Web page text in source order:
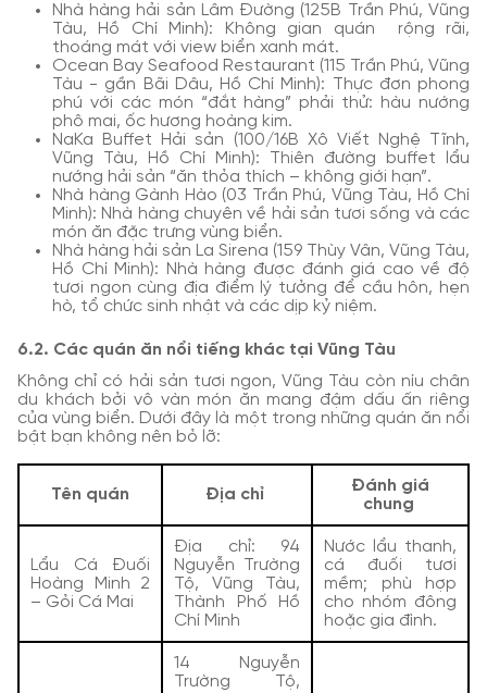
Nhà hàng hải sản Lâm Đường (125B Trần Phú, Vũng
Tàu, Hồ Chí Minh): Không gian quán rộng rãi,
thoáng mát với view biển xanh mát.
Ocean Bay Seafood Restaurant (115 Trần Phú, Vũng
Tàu - gần Bãi Dâu, Hồ Chí Minh): Thực đơn phong
phú với các món “đắt hàng” phải thử: hàu nướng
phô mai, ốc hương hoàng kim.
NaKa Buffet Hải sản (100/16B Xô Viết Nghệ Tĩnh,
Vũng Tàu, Hồ Chí Minh): Thiên đường buffet lẩu
nướng hải sản “ăn thỏa thích – không giới hạn”.
Nhà hàng Gành Hào (03 Trần Phú, Vũng Tàu, Hồ Chí
Minh): Nhà hàng chuyên về hải sản tươi sống và các
món ăn đặc trưng vùng biển.
Nhà hàng hải sản La Sirena (159 Thùy Vân, Vũng Tàu,
Hồ Chí Minh): Nhà hàng được đánh giá cao về độ
tươi ngon cùng địa điểm lý tưởng để cầu hôn, hẹn
hò, tổ chức sinh nhật và các dịp kỷ niệm.
6.2. Các quán ăn nổi tiếng khác tại Vũng Tàu
Không chỉ có hải sản tươi ngon, Vũng Tàu còn níu chân
du khách bởi vô vàn món ăn mang đậm dấu ấn riêng
của vùng biển. Dưới đây là một trong những quán ăn nổi
bật bạn không nên bỏ lỡ:
Tên quán Địa chỉ
Đánh giá
chung
Lẩu Cá Đuối
Hoàng Minh 2
– Gỏi Cá Mai
Địa chỉ: 94
Nguyễn Trường
Tộ, Vũng Tàu,
Thành Phố Hồ
Chí Minh
Nước lẩu thanh,
cá đuối tươi
mềm; phù hợp
cho nhóm đông
hoặc gia đình.
14 Nguyễn
Trường Tộ,